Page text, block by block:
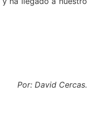
Por: David Cercas.